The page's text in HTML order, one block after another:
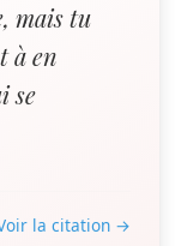
mais tu
à en
se
la citation →